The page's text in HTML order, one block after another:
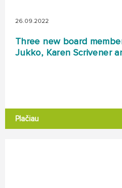
26.09.2022
Three new board
Jukko, Karen Scrivener
Plačiau